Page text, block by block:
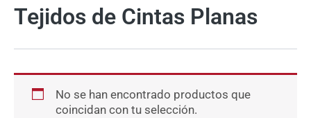
Tejidos de Cintas Planas
No se han encontrado productos que
coincidan con tu selección.